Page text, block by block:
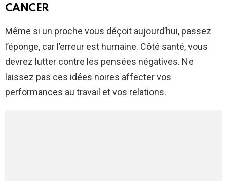
CANCER
Même si un proche vous déçoit aujourd’hui, passez
l’éponge, car l’erreur est humaine. Côté santé, vous
devrez lutter contre les pensées négatives. Ne
laissez pas ces idées noires affecter vos
performances au travail et vos relations.